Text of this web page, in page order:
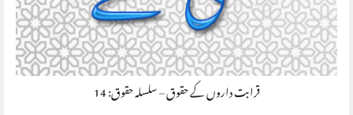
قرابت داروں کے حقوق – سلسلہ حقوق: 14